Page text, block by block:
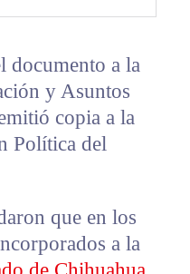
documento a la
y Asuntos
copia a la
Política del
que en los
a la